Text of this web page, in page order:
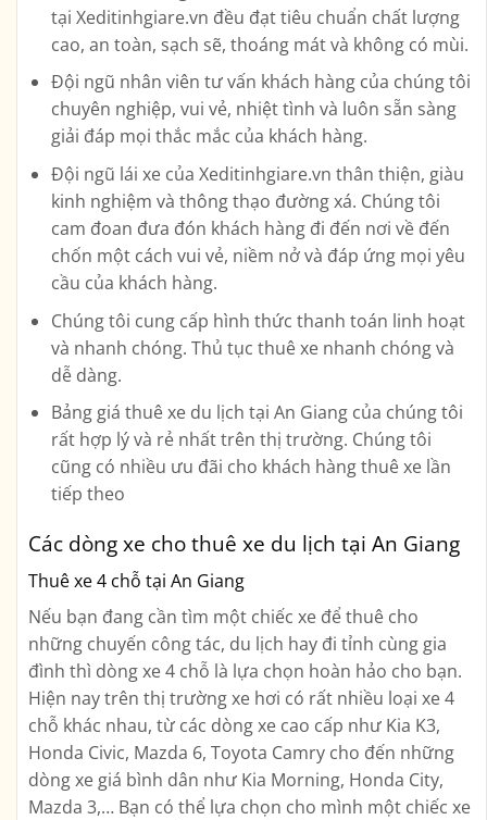
tại Xeditinhgiare.vn đều đạt tiêu chuẩn chất lượng
cao, an toàn, sạch sẽ, thoáng mát và không có mùi.
Đội ngũ nhân viên tư vấn khách hàng của chúng tôi
chuyên nghiệp, vui vẻ, nhiệt tình và luôn sẵn sàng
giải đáp mọi thắc mắc của khách hàng.
Đội ngũ lái xe của Xeditinhgiare.vn thân thiện, giàu
kinh nghiệm và thông thạo đường xá. Chúng tôi
cam đoan đưa đón khách hàng đi đến nơi về đến
chốn một cách vui vẻ, niềm nở và đáp ứng mọi yêu
cầu của khách hàng.
Chúng tôi cung cấp hình thức thanh toán linh hoạt
và nhanh chóng. Thủ tục thuê xe nhanh chóng và
dễ dàng.
Bảng giá thuê xe du lịch tại An Giang của chúng tôi
rất hợp lý và rẻ nhất trên thị trường. Chúng tôi
cũng có nhiều ưu đãi cho khách hàng thuê xe lần
tiếp theo
Các dòng xe cho thuê xe du lịch tại An Giang
Thuê xe 4 chỗ tại An Giang
Nếu bạn đang cần tìm một chiếc xe để thuê cho
những chuyến công tác, du lịch hay đi tỉnh cùng gia
đình thì dòng xe 4 chỗ là lựa chọn hoàn hảo cho bạn.
Hiện nay trên thị trường xe hơi có rất nhiều loại xe 4
chỗ khác nhau, từ các dòng xe cao cấp như Kia K3,
Honda Civic, Mazda 6, Toyota Camry cho đến những
dòng xe giá bình dân như Kia Morning, Honda City,
Mazda 3,… Bạn có thể lựa chọn cho mình một chiếc xe